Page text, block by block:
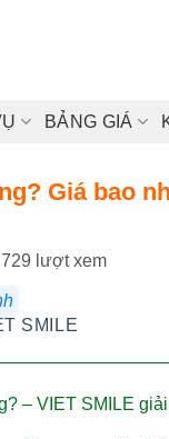
BẢNG GIÁ
Giá bao
729 lượt xem
SMILE
– VIET SMILE